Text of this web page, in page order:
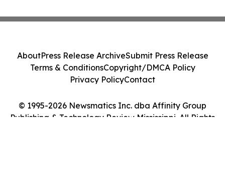
© 1995-2026 Newsmatics Inc. dba Affinity Group
Publishing & Technology Review Mississippi. All Rights
AboutPress Release ArchiveSubmit Press Release
Terms & ConditionsCopyright/DMCA Policy
Privacy PolicyContact